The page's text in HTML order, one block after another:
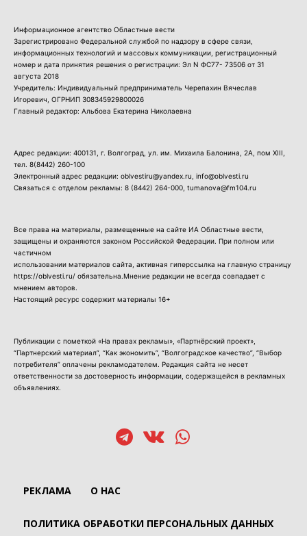
Информационное агентство Областные вести
Зарегистрировано Федеральной службой по надзору в сфере связи,
информационных технологий и массовых коммуникации, регистрационный
номер и дата принятия решения о регистрации: Эл N ФС77- 73506 от 31
августа 2018
Учредитель: Индивидуальный предприниматель Черепахин Вячеслав
Игоревич, ОГРНИП 308345929800026
Главный редактор: Альбова Екатерина Николаевна
Адрес редакции: 400131, г. Волгоград, ул. им. Михаила Балонина, 2А, пом XIII,
тел. 8(8442) 260-100
Электронный адрес редакции: oblvestiru@yandex.ru, info@oblvesti.ru
Связаться с отделом рекламы: 8 (8442) 264-000 , tumanova@fm104.ru
Все права на материалы, размещенные на сайте ИА Областные вести,
защищены и охраняются законом Российской Федерации. При полном или
частичном
использовании материалов сайта, активная гиперссылка на главную страницу
https://oblvesti.ru/ обязательна.Мнение редакции не всегда совпадает с
мнением авторов.
Настоящий ресурс содержит материалы 16+
Публикации с пометкой «На правах рекламы», «Партнёрский проект»,
“Партнерский материал”, “Как экономить”, “Волгоградское качество”, “Выбор
потребителя” оплачены рекламодателем. Редакция сайта не несет
ответственности за достоверность информации, содержащейся в рекламных
объявлениях.
РЕКЛАМА О НАС
ПОЛИТИКА ОБРАБОТКИ ПЕРСОНАЛЬНЫХ ДАННЫХ